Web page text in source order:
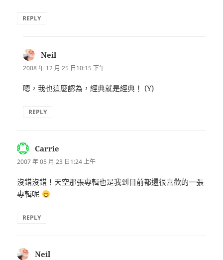
REPLY
Neil
示:
2008 年 12 月 25 日10:15 下午
嗯，我也這麼認為，經典就是經典！ (Y)
REPLY
Carrie
示:
2007 年 05 月 23 日1:24 上午
沒錯沒錯！天空那張專輯也是我到目前都還很喜歡的一張
專輯呢
REPLY
Neil